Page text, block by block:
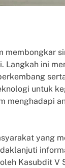
membongkar
ini
untuk
menghadapi
yang
Kasubdit V